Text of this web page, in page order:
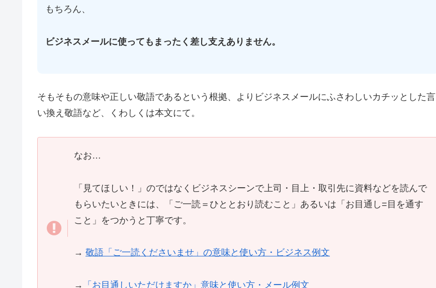
もちろん、
ビジネスメールに使ってもまったく差し支えありません。
そもそもの意味や正しい敬語であるという根拠、よりビジネスメールにふさわしいカチッとした言
い換え敬語など、くわしくは本文にて。
なお…
「見てほしい！」のではなくビジネスシーンで上司・目上・取引先に資料などを読んで
もらいたいときには、「ご一読＝ひととおり読むこと」あるいは「お目通し=目を通す
こと」をつかうと丁寧です。
→ 敬語「ご一読くださいませ」の意味と使い方・ビジネス例文
→ 「お目通しいただけますか」意味と使い方・メール例文